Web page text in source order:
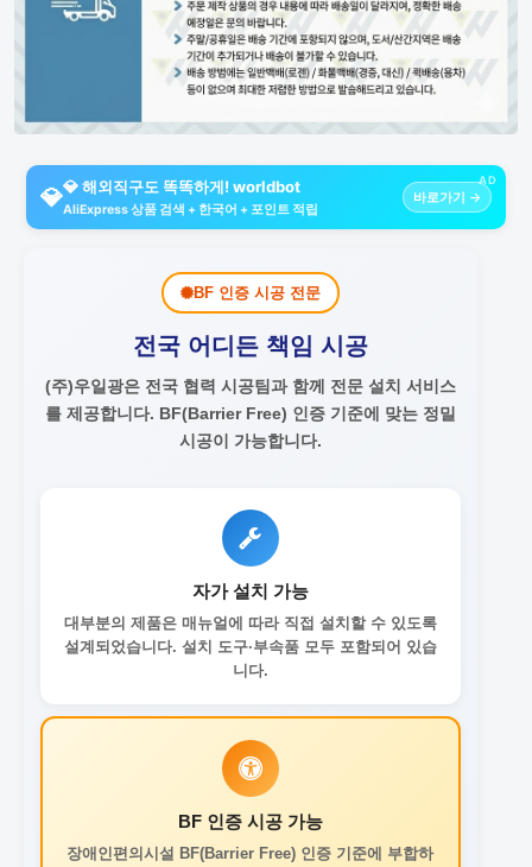
AD
💎💎 해외직구도 똑똑하게! worldbot
AliExpress 상품 검색 + 한국어 + 포인트 적립
바로가기 →
BF 인증 시공 전문
전국 어디든 책임 시공
(주)우일광은 전국 협력 시공팀과 함께 전문 설치 서비스
를 제공합니다. BF(Barrier Free) 인증 기준에 맞는 정밀
시공이 가능합니다.
자가 설치 가능
대부분의 제품은 매뉴얼에 따라 직접 설치할 수 있도록
설계되었습니다. 설치 도구·부속품 모두 포함되어 있습
니다.
BF 인증 시공 가능
장애인편의시설 BF(Barrier Free) 인증 기준에 부합하